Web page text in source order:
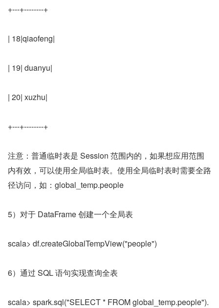
+---+--------+
| 18|qiaofeng|
| 19| duanyu|
| 20| xuzhu|
+---+--------+
注意：普通临时表是 Session 范围内的，如果想应用范围
内有效，可以使用全局临时表。使用全局临时表时需要全路
径访问，如：global_temp.people
5）对于 DataFrame 创建一个全局表
scala> df.createGlobalTempView("people")
6）通过 SQL 语句实现查询全表
scala> spark.sql("SELECT * FROM global_temp.people").